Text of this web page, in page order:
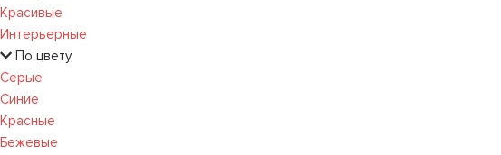
Красивые
Интерьерные
По цвету
Серые
Синие
Красные
Бежевые